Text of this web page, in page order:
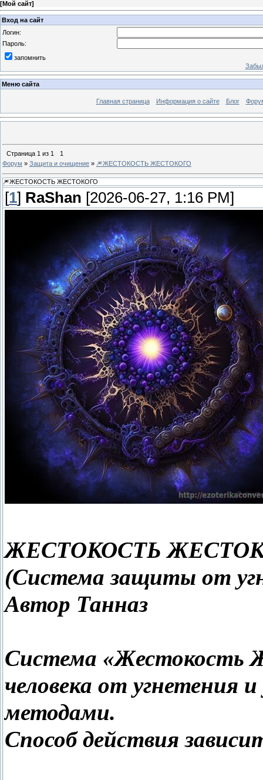
[Мой сайт]
Вход на сайт
Логин:
Пароль:
запомнить
Меню сайта
Главная страница Информация о сайте Блог
Страница 1 из 1
1
Форум » Защита и очищение » 🎆ЖЕСТОКОСТЬ ЖЕСТОКОГО
🎆ЖЕСТОКОСТЬ ЖЕСТОКОГО
[1] RaShan [2026-06-27, 1:16 PM]
ЖЕСТОКОСТЬ
(Система защиты от
Автор Танназ
Система «Жестокость
человека от угнетения
методами.
Способ действия